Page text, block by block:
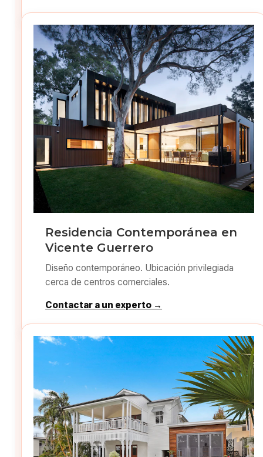
Residencia Contemporánea en
Vicente Guerrero
Diseño contemporáneo. Ubicación privilegiada
cerca de centros comerciales.
Contactar a un experto →